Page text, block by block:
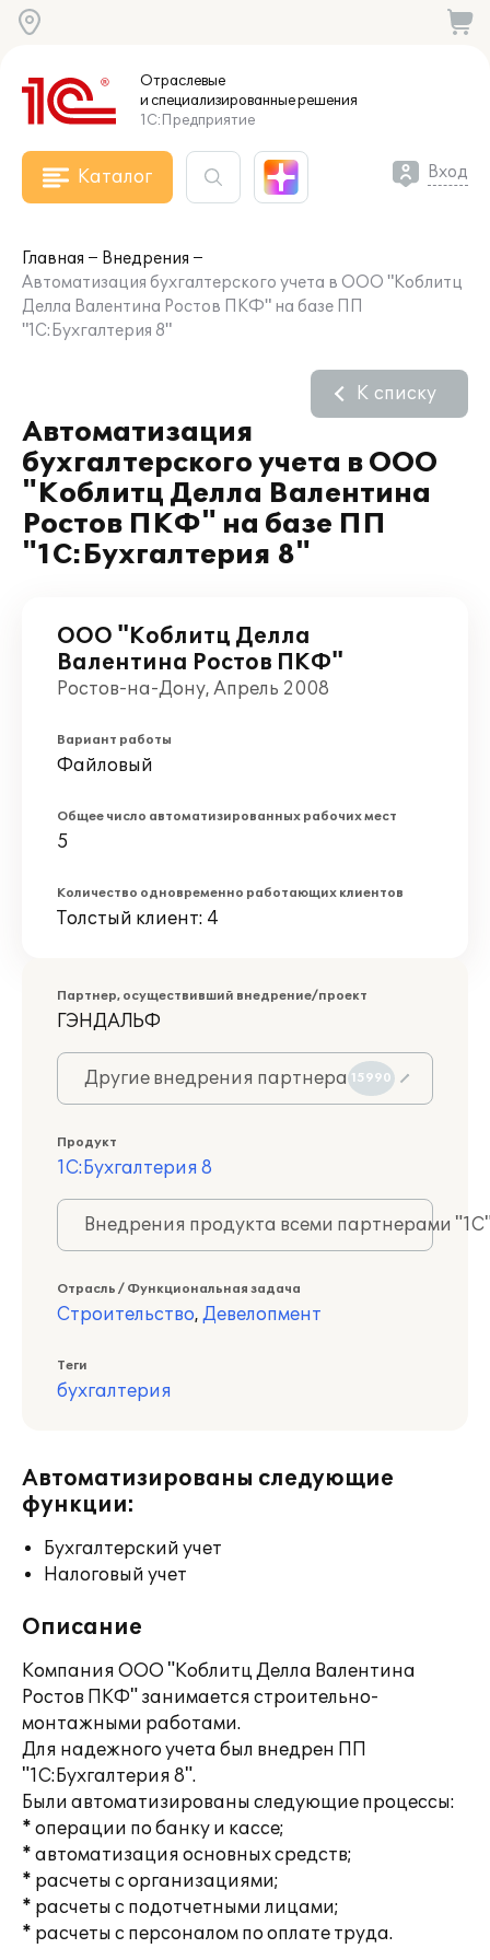
Отраслевые
и специализированныерешения
1С:Предприятие
Каталог Вход
Главная
Внедрения
Автоматизация бухгалтерского учета в ООО "Коблитц
Делла Валентина Ростов ПКФ" на базе ПП
"1С:Бухгалтерия 8"
Автоматизация
бухгалтерского учета в ООО
"Коблитц Делла Валентина
Ростов ПКФ" на базе ПП
"1С:Бухгалтерия 8"
К списку
ООО "Коблитц Делла
Валентина Ростов ПКФ"
Ростов-на-Дону, Апрель 2008
Вариант работы
Файловый
Общее число автоматизированных рабочих мест
5
Количество одновременно работающих клиентов
Толстый клиент: 4
Партнер, осуществивший внедрение/проект
ГЭНДАЛЬФ
Другие внедрения партнера 15990
Продукт
1С:Бухгалтерия 8
Внедрения продукта всеми партнерами
Отрасль / Функциональная задача
Строительство, Девелопмент
Теги
бухгалтерия
Автоматизированы следующие
функции:
Бухгалтерский учет
Налоговый учет
Описание
Компания ООО "Коблитц Делла Валентина
Ростов ПКФ" занимается строительно-
монтажными работами.
Для надежного учета был внедрен ПП
"1С:Бухгалтерия 8".
Были автоматизированы следующие процессы:
* операции по банку и кассе;
* автоматизация основных средств;
* расчеты с организациями;
* расчеты с подотчетными лицами;
* расчеты с персоналом по оплате труда.